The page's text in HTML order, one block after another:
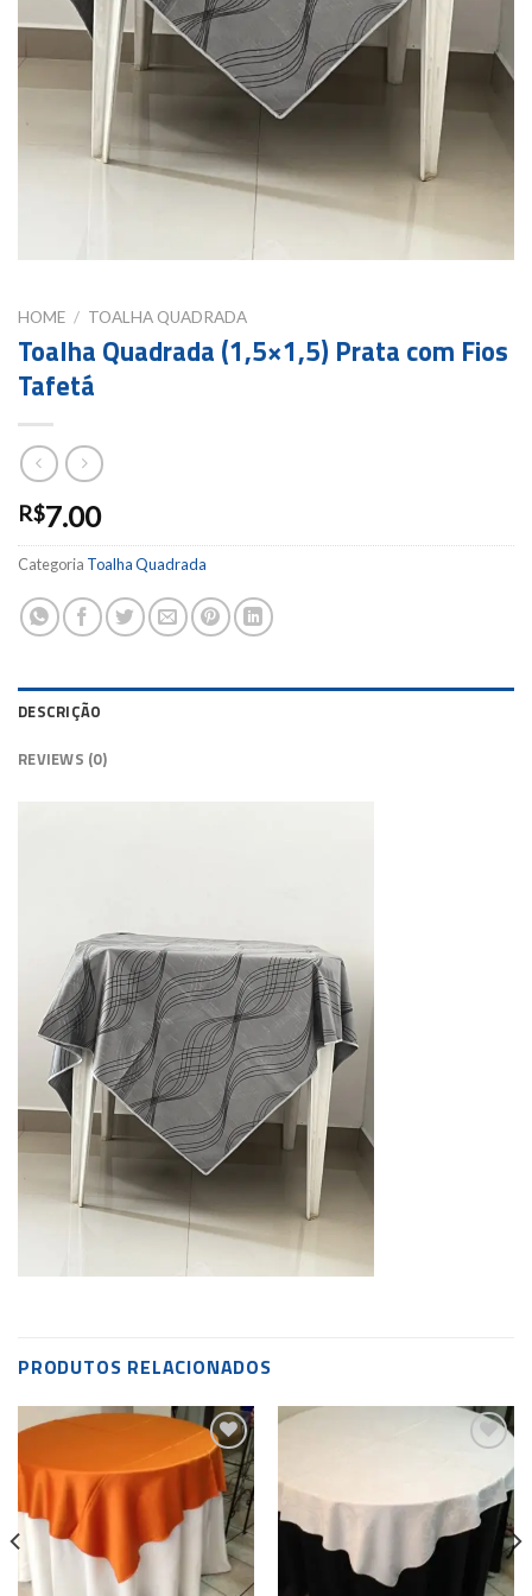
HOME / TOALHA QUADRADA
Toalha Quadrada (1,5×1,5) Prata com Fios
Tafetá
R$7.00
Categoria Toalha Quadrada
DESCRIÇÃO
REVIEWS (0)
PRODUTOS RELACIONADOS
Add to
wishlist
wishlist